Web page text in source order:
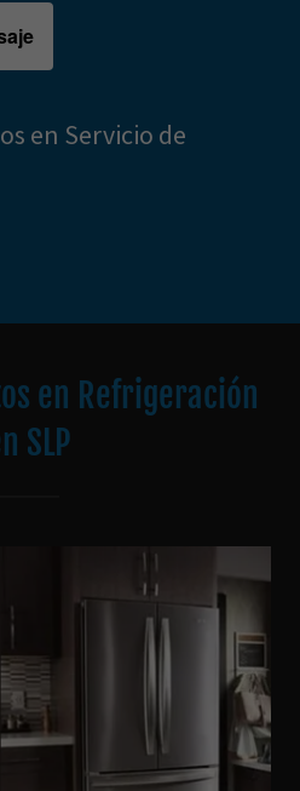
en Servicio de
en Refrigeración
SLP